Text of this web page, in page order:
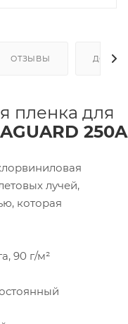
ОТЗЫВЫ
пленка для
250
лучей,
которая
90 г/м²